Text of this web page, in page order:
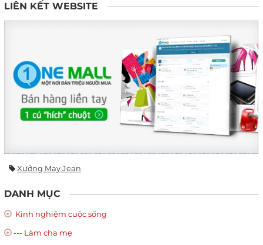
LIÊN KẾT WEBSITE
Xưởng May Jean
DANH MỤC
Kinh nghiệm cuộc sống
--- Làm cha mẹ